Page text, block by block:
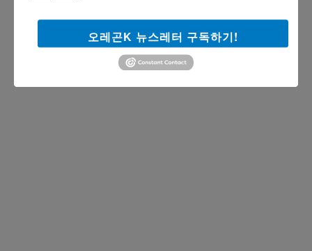
오레곤K 뉴스레터 구독하기!